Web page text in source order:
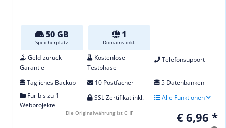
50 GB
Speicherplatz
1
Domains inkl.
Geld-zurück-
Garantie
Kostenlose
Testphase
Telefonsupport
Tägliches Backup 10 Postfächer
5 Datenbanken
Für bis zu 1
Webprojekte
SSL Zertifikat inkl. Alle Funktionen
€ 6,96 *
Die Originalwährung ist CHF